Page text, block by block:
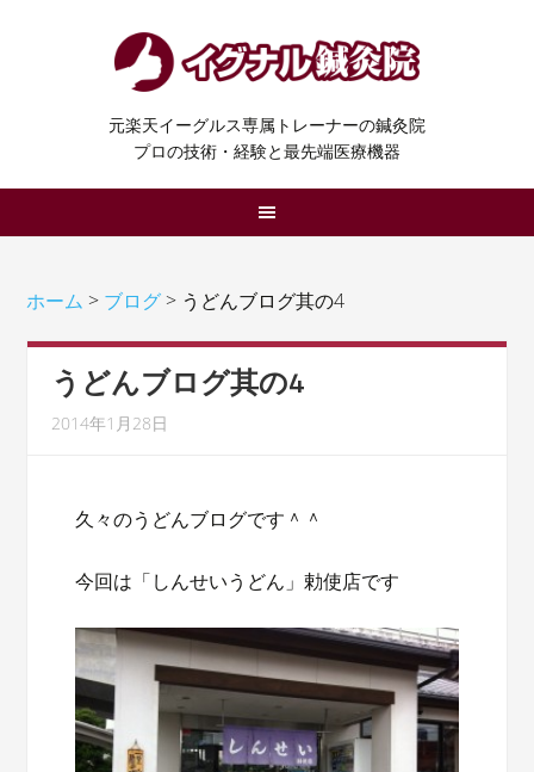
元楽天イーグルス専属トレーナーの鍼灸院
プロの技術・経験と最先端医療機器
ホーム > ブログ > うどんブログ其の4
うどんブログ其の4
2014年1月28日
久々のうどんブログです＾＾
今回は「しんせいうどん」勅使店です